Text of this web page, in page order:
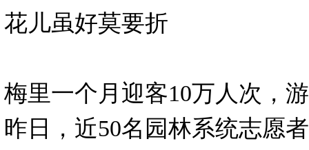
花儿虽好莫要折
梅里一个月迎客10万人次，
昨日，近50名园林系统志愿